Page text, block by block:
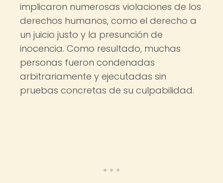
implicaron numerosas violaciones de los
derechos humanos, como el derecho a
un juicio justo y la presunción de
inocencia. Como resultado, muchas
personas fueron condenadas
arbitrariamente y ejecutadas sin
pruebas concretas de su culpabilidad.